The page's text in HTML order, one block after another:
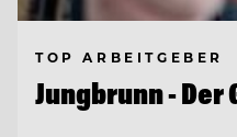
TOP ARBEITGEBER
Jungbrunn -